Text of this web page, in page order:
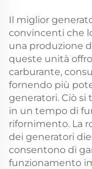
Il miglior
convincenti che
una produzione
queste unità
carburante,
fornendo più
generatori. Ciò si
in un tempo di
rifornimento. La
dei generatori
consentono di
funzionamento